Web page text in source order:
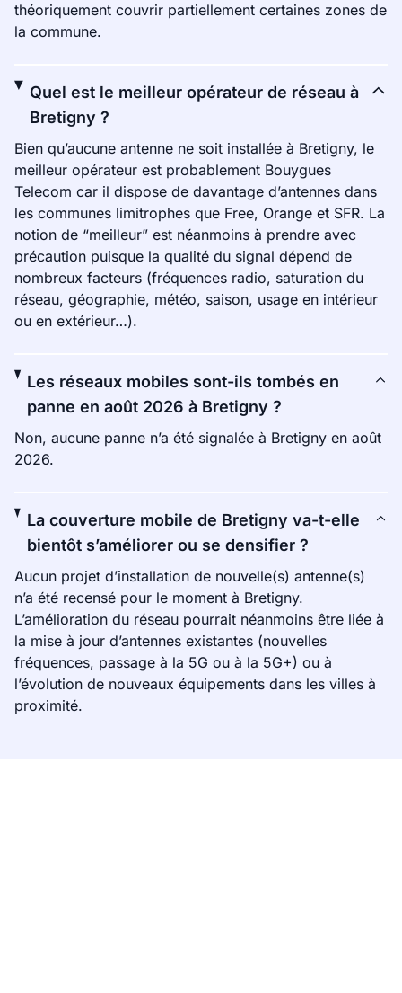
théoriquement couvrir partiellement certaines zones de
la commune.
Quel est le meilleur opérateur de réseau à
Bretigny ?
Bien qu’aucune antenne ne soit installée à Bretigny, le
meilleur opérateur est probablement Bouygues
Telecom car il dispose de davantage d’antennes dans
les communes limitrophes que Free, Orange et SFR. La
notion de “meilleur” est néanmoins à prendre avec
précaution puisque la qualité du signal dépend de
nombreux facteurs (fréquences radio, saturation du
réseau, géographie, météo, saison, usage en intérieur
ou en extérieur…).
Les réseaux mobiles sont-ils tombés en
panne en août 2026 à Bretigny ?
Non, aucune panne n’a été signalée à Bretigny en août
2026.
La couverture mobile de Bretigny va-t-elle
bientôt s’améliorer ou se densifier ?
Aucun projet d’installation de nouvelle(s) antenne(s)
n’a été recensé pour le moment à Bretigny.
L’amélioration du réseau pourrait néanmoins être liée à
la mise à jour d’antennes existantes (nouvelles
fréquences, passage à la 5G ou à la 5G+) ou à
l’évolution de nouveaux équipements dans les villes à
proximité.